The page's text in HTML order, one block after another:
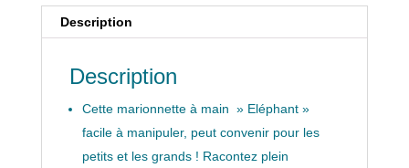
Description
Description
Cette marionnette à main » Eléphant »
facile à manipuler, peut convenir pour les
petits et les grands ! Racontez plein